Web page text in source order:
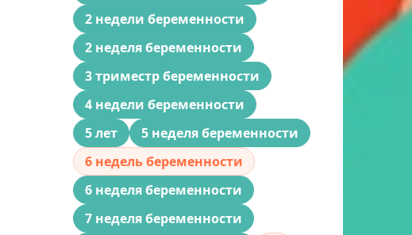
2 недели беременности
2 неделя беременности
3 триместр беременности
4 недели беременности
5 лет
5 неделя беременности
6 недель беременности
6 неделя беременности
7 неделя беременности